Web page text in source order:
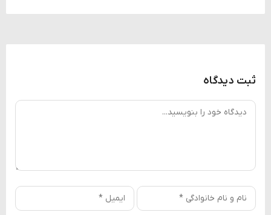
ثبت دیدگاه